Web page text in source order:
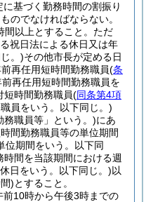
に基づく勤務時間の割振り
のでなければならない。
以上とすること。 ただ
祝日法による休日又は年
。)その他市長が定める日
再任用短時間勤務職員(条
再任用短時間勤務職員を
短時間勤務職員(同条第4項
員をいう。以下同じ。)
務職員等」という。)にあ
間勤務職員等の単位期間
位期間をいう。以下同
間を当該期間における週
日をいう。以下同じ。)以
)とすること。
前10時から午後3時までの